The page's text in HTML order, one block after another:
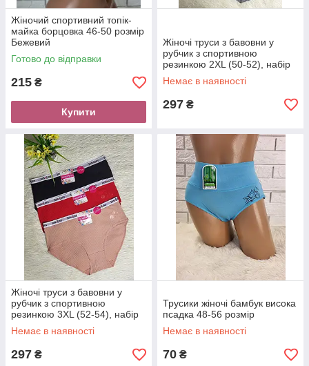
Жіночий спортивний топік-
майка борцовка 46-50 розмір
Бежевий
Готово до відправки
215 ₴
Купити
Жіночі труси з бавовни у
рубчик з спортивною
резинкою 2XL (50-52), набір
3 шт
Немає в наявності
297 ₴
Жіночі труси з бавовни у
рубчик з спортивною
резинкою 3XL (52-54), набір
3 шт
Немає в наявності
297 ₴
Трусики жіночі бамбук висока
псадка 48-56 розмір
Немає в наявності
70 ₴